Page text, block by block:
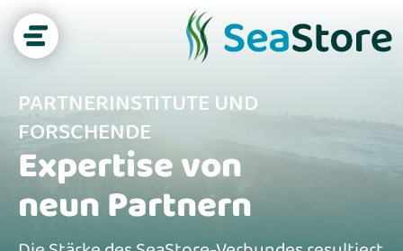
Seegras-Wissen
CO₂-Speicher
PARTNERINSTITUTE UND
FORSCHENDE
Expertise von
neun Partnern